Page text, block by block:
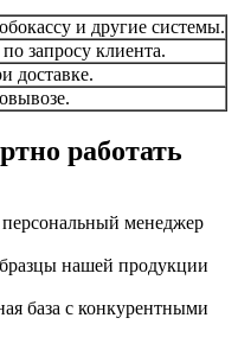
и другие системы.
запросу клиента.
доставке.
работать
менеджер
нашей продукции
база с конкурентными